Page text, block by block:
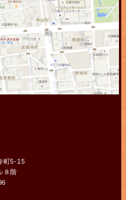
町5-15
８階